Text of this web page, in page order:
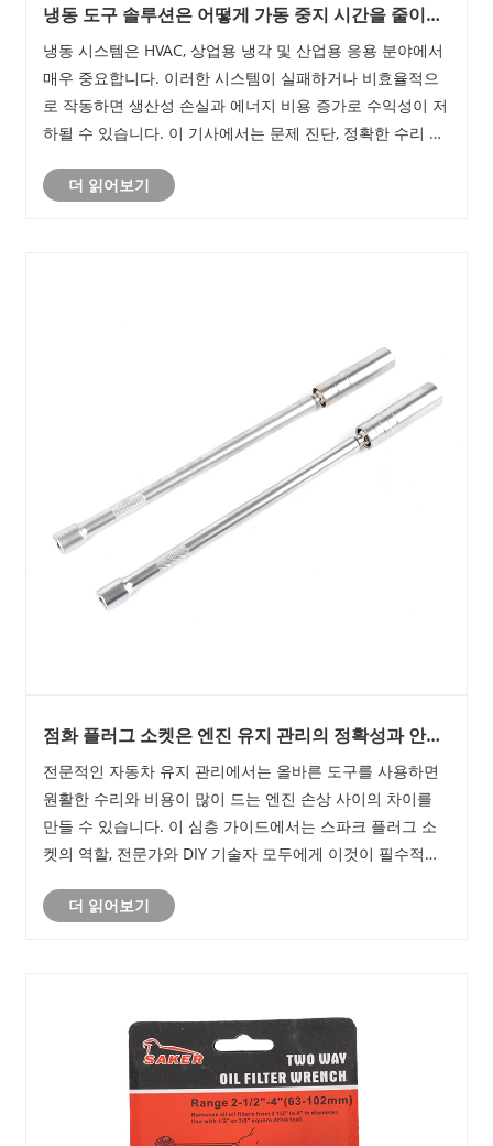
냉동 도구 솔루션은 어떻게 가동 중지 시간을 줄이고
냉동 시스템은 HVAC, 상업용 냉각 및 산업용 응용 분야에서
매우 중요합니다. 이러한 시스템이 실패하거나 비효율적으
로 작동하면 생산성 손실과 에너지 비용 증가로 수익성이 저
하될 수 있습니다. 이 기사에서는 문제 진단, 정확한 수리 수
의 ​​실제 역할을 살펴봅니다. 이는 기술자와 시설 관리자가
더 읽어보기
점화 플러그 소켓은 엔진 유지 관리의 정확성과 안전
전문적인 자동차 유지 관리에서는 올바른 도구를 사용하면
원활한 수리와 비용이 많이 드는 엔진 손상 사이의 차이를
만들 수 있습니다. 이 심층 가이드에서는 스파크 플러그 소
켓의 역할, 전문가와 DIY 기술자 모두에게 이것이 필수적인
성, 정밀도 및 장기적인 가치를 제공하는 방법을 살펴봅니
더 읽어보기